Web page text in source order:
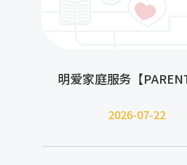
明爱家庭服务【
2026-07-22